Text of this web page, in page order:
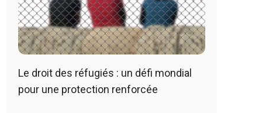
Le droit des réfugiés : un défi mondial
pour une protection renforcée